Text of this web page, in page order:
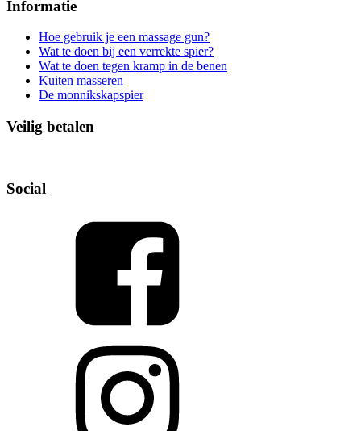
Informatie
Hoe gebruik je een massage gun?
Wat te doen bij een verrekte spier?
Wat te doen tegen kramp in de benen
Kuiten masseren
De monnikskapspier
Veilig betalen
Social